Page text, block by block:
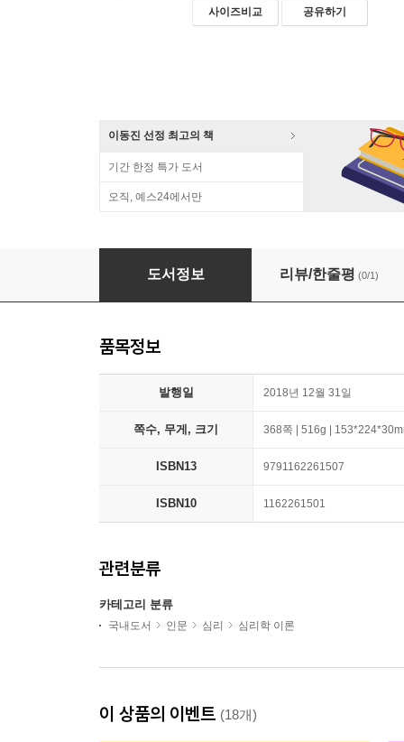
사이즈비교 공유하기
이동진 선정 최고의 책
기간 한정 특가 도서
오직, 예스24에서만
심리학의 역사 101
도서정보 리뷰/한줄평 (0/1)
품목정보
발행일 2018년 12월 31일
쪽수, 무게, 크기 368쪽 | 516g |
ISBN13 9791162261507
ISBN10 1162261501
관련분류
카테고리 분류
국내도서 인문 심리 심리학 이론
이 상품의 이벤트 (18개)